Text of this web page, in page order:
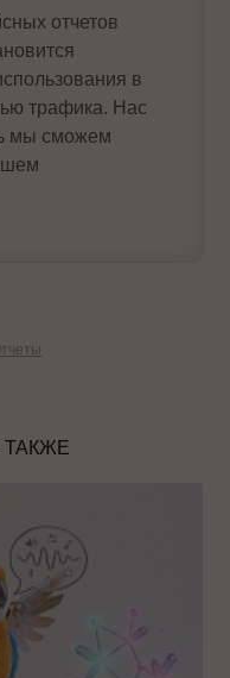
отчетов
в
трафика. Нас
мы сможем
ТАКЖЕ